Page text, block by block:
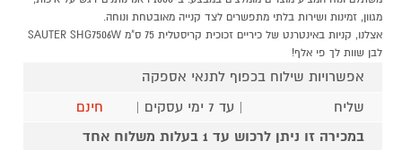
מגוון, זמינות ושירות בלתי מתפשרים לצד קנייה מאובטחת ונוחה.
אצלנו, קניות באינטרנט של כיריים זכוכית קריסטלית 75 ס"מ SAUTER SHG7506W
לבן שוות לך פי אלף!
אפשרויות שילוח בכפוף לתנאי אספקה
שליח
| עד 7 ימי עסקים |
חינם
במכירה זו ניתן לרכוש עד 1 בעלות משלוח אחד